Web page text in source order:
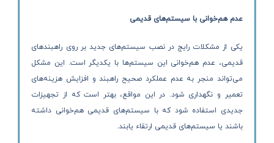
عدم هم‌خوانی با سیستم‌های قدیمی
یکی از مشکلات رایج در نصب سیستم‌های جدید بر روی راهبندهای
قدیمی، عدم هم‌خوانی این سیستم‌ها با یکدیگر است. این مشکل
می‌تواند منجر به عدم عملکرد صحیح راهبند و افزایش هزینه‌های
تعمیر و نگهداری شود. در این مواقع، بهتر است که از تجهیزات
جدیدی استفاده شود که با سیستم‌های قدیمی هم‌خوانی داشته
باشند یا سیستم‌های قدیمی ارتقاء یابند.